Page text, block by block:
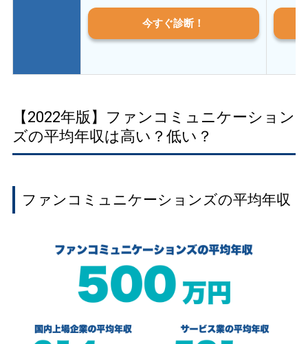
今すぐ診断！
【2022年版】ファンコミュニケーション
ズの平均年収は高い？低い？
ファンコミュニケーションズの平均年収